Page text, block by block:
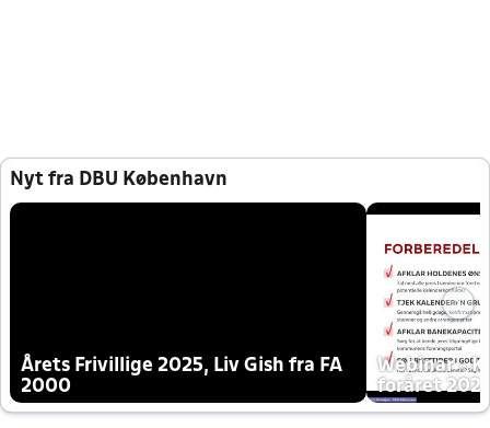
Nyt fra DBU København
Årets Frivillige 2025, Liv Gish fra FA
2000
Webinar -
foråret